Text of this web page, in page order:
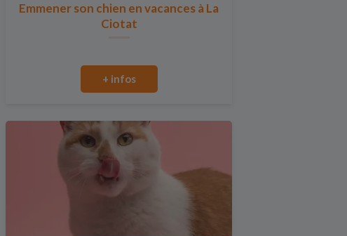
Emmener son chien en vacances à La
Ciotat
+ infos